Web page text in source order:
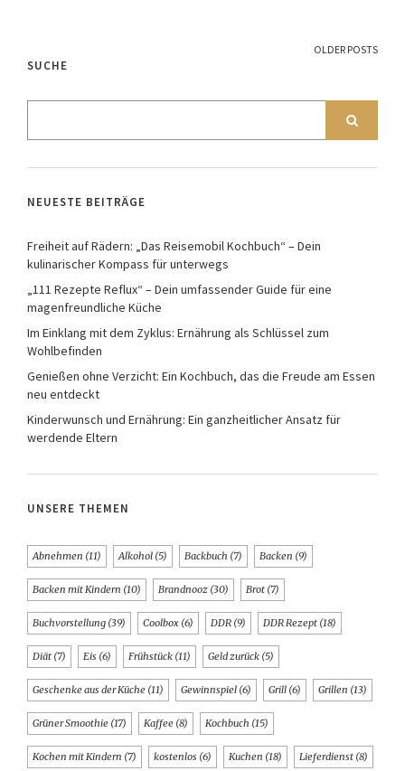
OLDER POSTS
SUCHE
NEUESTE BEITRÄGE
Freiheit auf Rädern: „Das Reisemobil Kochbuch“ – Dein
kulinarischer Kompass für unterwegs
„111 Rezepte Reflux“ – Dein umfassender Guide für eine
magenfreundliche Küche
Im Einklang mit dem Zyklus: Ernährung als Schlüssel zum
Wohlbefinden
Genießen ohne Verzicht: Ein Kochbuch, das die Freude am Essen
neu entdeckt
Kinderwunsch und Ernährung: Ein ganzheitlicher Ansatz für
werdende Eltern
UNSERE THEMEN
Abnehmen (11) Alkohol (5) Backbuch (7) Backen (9)
Backen mit Kindern (10) Brandnooz (30) Brot (7)
Buchvorstellung (39) Coolbox (6) DDR (9) DDR Rezept (18)
Diät (7) Eis (6) Frühstück (11) Geld zurück (5)
Geschenke aus der Küche (11) Gewinnspiel (6) Grill (6) Grillen (13)
Grüner Smoothie (17) Kaffee (8) Kochbuch (15)
Kochen mit Kindern (7) kostenlos (6) Kuchen (18) Lieferdienst (8)